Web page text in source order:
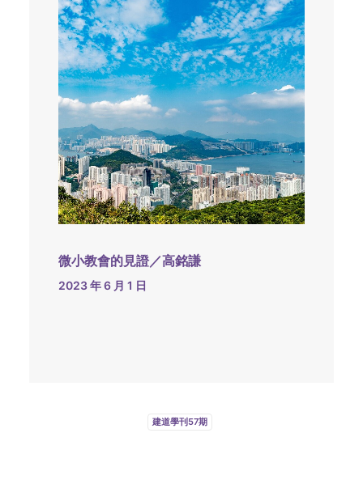
微小教會的見證／高銘謙
2023 年 6 月 1 日
建道學刊57期